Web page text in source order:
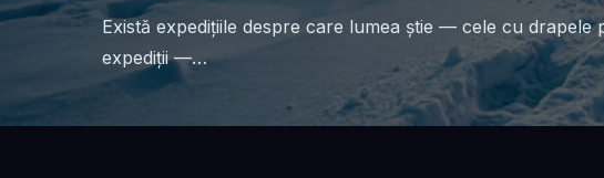
Există expedițiile despre care lumea știe — cele cu
expediții —…